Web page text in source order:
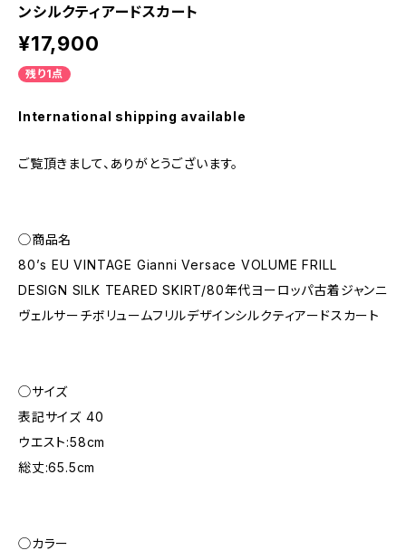
ンシルクティアードスカート
¥17,900
残り1点
International shipping available
ご覧頂きまして、ありがとうございます。
◯商品名
80’s EU VINTAGE Gianni Versace VOLUME FRILL
DESIGN SILK TEARED SKIRT/80年代ヨーロッパ古着ジャンニ
ヴェルサーチボリュームフリルデザインシルクティアードスカート
◯サイズ
表記サイズ 40
ウエスト:58cm
総丈:65.5cm
◯カラー